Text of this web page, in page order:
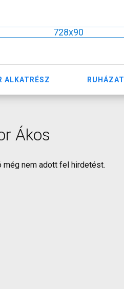
728x90
ALKATRÉSZ RUHÁZAT
Ákos
még nem adott fel hirdetést.